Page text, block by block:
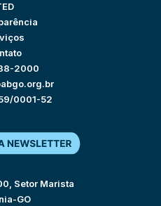
2000
0001-52
Setor Marista
GO